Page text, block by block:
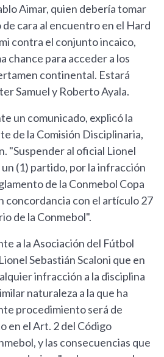
Aimar, quien debería tomar
cara al encuentro en el Hard
contra el conjunto incaico,
chance para acceder a los
continental. Estará
Samuel y Roberto Ayala.
un comunicado, explicó la
de la Comisión Disciplinaria,
"Suspender al oficial Lionel
(1) partido, por la infracción
de la Conmebol Copa
concordancia con el artículo 27
de la Conmebol".
a la Asociación del Fútbol
Sebastián Scaloni que en
infracción a la disciplina
naturaleza a la que ha
procedimiento será de
en el Art. 2 del Código
y las consecuencias que